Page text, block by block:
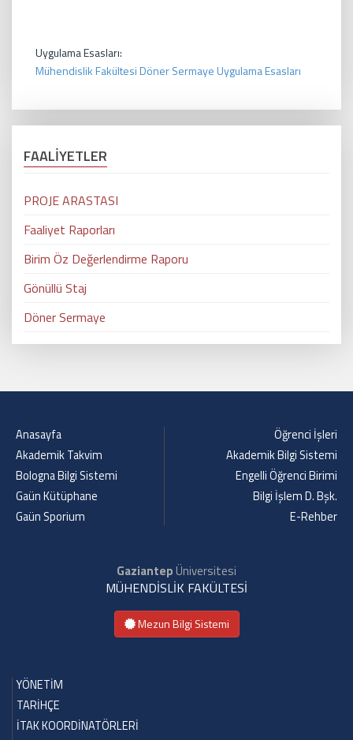
Uygulama Esasları:
Mühendislik Fakültesi Döner Sermaye Uygulama Esasları
FAALİYETLER
PROJE ARASTASI
Faaliyet Raporları
Birim Öz Değerlendirme Raporu
Gönüllü Staj
Döner Sermaye
Anasayfa
Akademik Takvim
Bologna Bilgi Sistemi
Gaün Kütüphane
Gaün Sporium
Öğrenci İşleri
Akademik Bilgi Sistemi
Engelli Öğrenci Birimi
Bilgi İşlem D. Bşk.
E-Rehber
GaziantepÜniversitesi
MÜHENDİSLİK FAKÜLTESİ
Mezun Bilgi Sistemi
YÖNETİM
TARİHÇE
İTAK KOORDİNATÖRLERİ